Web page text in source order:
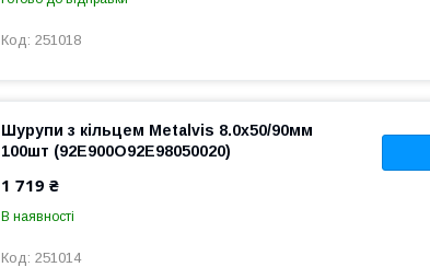
251018
Шурупи з кільцем Metalvis 8.0х50/90мм
100шт (92E900O92E98050020)
1 719 ₴
В наявності
251014